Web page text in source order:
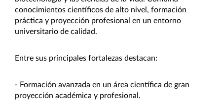
conocimientos científicos de alto nivel, formación
práctica y proyección profesional en un entorno
universitario de calidad.
Entre sus principales fortalezas destacan:
- Formación avanzada en un área científica de gran
proyección académica y profesional.